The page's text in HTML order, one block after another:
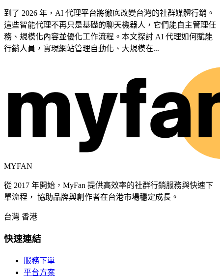
到了 2026 年，AI 代理平台將徹底改變台灣的社群媒體行銷。
這些智能代理不再只是基礎的聊天機器人，它們能自主管理任
務、規模化內容並優化工作流程。本文探討 AI 代理如何賦能
行銷人員，實現網站管理自動化、大規模在...
MYFAN
從 2017 年開始，MyFan 提供高效率的社群行銷服務與快速下
單流程， 協助品牌與創作者在台港市場穩定成長。
台灣 香港
快速連結
服務下單
平台方案